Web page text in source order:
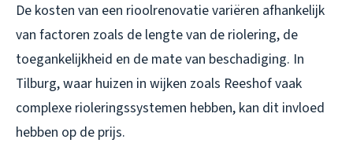
De kosten van een rioolrenovatie variëren afhankelijk
van factoren zoals de lengte van de riolering, de
toegankelijkheid en de mate van beschadiging. In
Tilburg, waar huizen in wijken zoals Reeshof vaak
complexe rioleringssystemen hebben, kan dit invloed
hebben op de prijs.